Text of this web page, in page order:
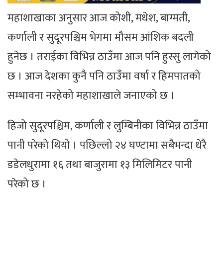
महाशाखाका अनुसार आज कोशी, मधेश, बाग्मती,
कर्णाली र सुदूरपश्चिम भेगमा मौसम आंशिक बदली
हुनेछ । तराईका विभिन्न ठाउँमा आज पनि हुस्सु लागेको
छ । आज देशका कुनै पनि ठाउँमा वर्षा र हिमपातको
सम्भावना नरहेको महाशाखाले जनाएको छ ।
हिजो सुदूरपश्चिम, कर्णाली र लुम्बिनीका विभिन्न ठाउँमा
पानी परेको थियो । पछिल्लो २४ घण्टामा सबैभन्दा धेरै
डडेलधुरामा १६ तथा बाजुरामा १३ मिलिमिटर पानी
परेको छ ।